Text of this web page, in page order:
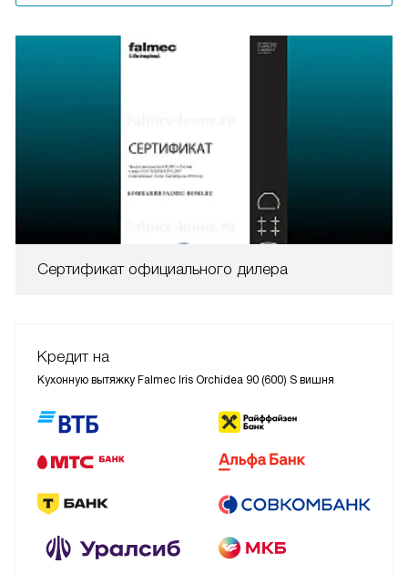
Сертификат официального дилера
Кредит на
Кухонную вытяжку Falmec Iris Orchidea 90 (600) S вишня